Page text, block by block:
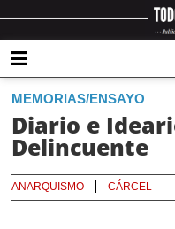
MEMORIAS/ENSAYO
Diario e
Delincuente
ANARQUISMO CÁRCEL